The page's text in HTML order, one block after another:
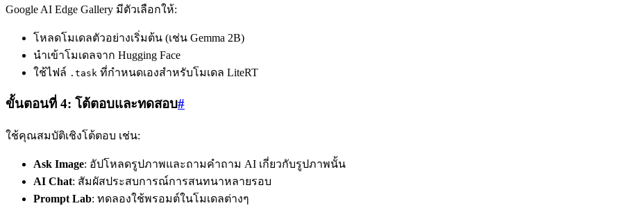
Google AI Edge Gallery มีตัวเลือกให้:
โหลดโมเดลตัวอย่างเริ่มต้น (เช่น Gemma 2B)
นำเข้าโมเดลจาก Hugging Face
ใช้ไฟล์ .task ที่กำหนดเองสำหรับโมเดล LiteRT
ขั้นตอนที่ 4: โต้ตอบและทดสอบ#
ใช้คุณสมบัติเชิงโต้ตอบ เช่น:
Ask Image: อัปโหลดรูปภาพและถามคำถาม AI เกี่ยวกับรูปภาพนั้น
AI Chat: สัมผัสประสบการณ์การสนทนาหลายรอบ
Prompt Lab: ทดลองใช้พรอมต์ในโมเดลต่างๆ